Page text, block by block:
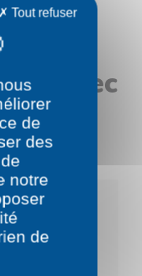
avec
de
des
notre
de
Tout refuser